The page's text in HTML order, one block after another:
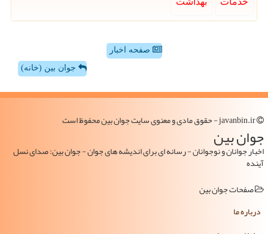
صفحه اخبار
جوان بین (خانه)
جوان بین
اخبار جوانان و نوجوانان - رسانه ای برای اندیشه های جوان - جوان بین: صدای نسل
آینده
صفحات جوان بین
درباره ما